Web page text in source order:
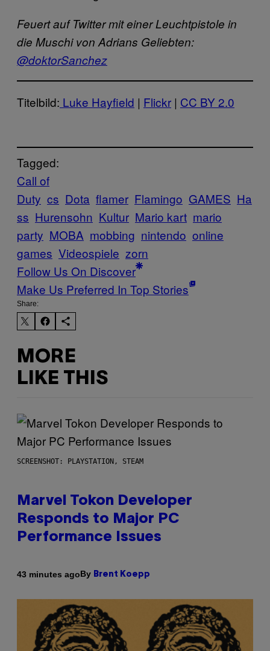
Feuert auf Twitter mit einer Leuchtpistole in
die Muschi von Adrians Geliebten:
@doktorSanchez
Titelbild: Luke Hayfield | Flickr | CC BY 2.0
Tagged:
Call of
Duty cs Dota flamer Flamingo GAMES Ha
ss Hurensohn Kultur Mario kart mario
party MOBA mobbing nintendo online
games Videospiele zorn
Follow Us On Discover
Make Us Preferred In Top Stories
Share:
MORE
LIKE THIS
SCREENSHOT: PLAYSTATION, STEAM
Marvel Tokon Developer
Responds to Major PC
Performance Issues
43 minutes agoBy Brent Koepp